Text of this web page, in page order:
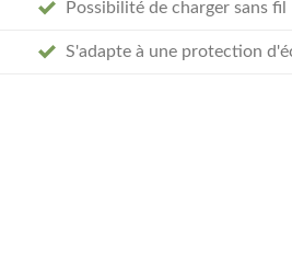
Possibilité de charger sans fil
S'adapte à une protection
souple